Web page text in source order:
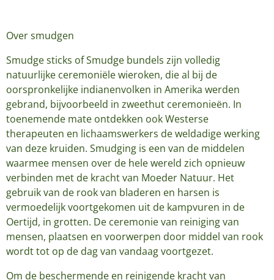
Over smudgen
Smudge sticks of Smudge bundels zijn volledig
natuurlijke ceremoniële wieroken, die al bij de
oorspronkelijke indianenvolken in Amerika werden
gebrand, bijvoorbeeld in zweethut ceremonieën. In
toenemende mate ontdekken ook Westerse
therapeuten en lichaamswerkers de weldadige werking
van deze kruiden. Smudging is een van de middelen
waarmee mensen over de hele wereld zich opnieuw
verbinden met de kracht van Moeder Natuur. Het
gebruik van de rook van bladeren en harsen is
vermoedelijk voortgekomen uit de kampvuren in de
Oertijd, in grotten. De ceremonie van reiniging van
mensen, plaatsen en voorwerpen door middel van rook
wordt tot op de dag van vandaag voortgezet.
Om de beschermende en reinigende kracht van